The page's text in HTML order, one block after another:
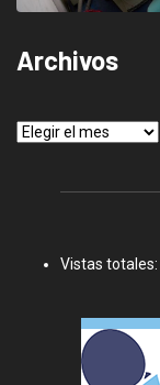
Archivos
Archivos
Vistas totales: